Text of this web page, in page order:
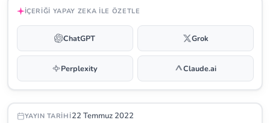
İÇERIĞI YAPAY ZEKA ILE ÖZETLE
ChatGPT Grok
Perplexity Claude.ai
YAYIN TARIHI22 Temmuz 2022